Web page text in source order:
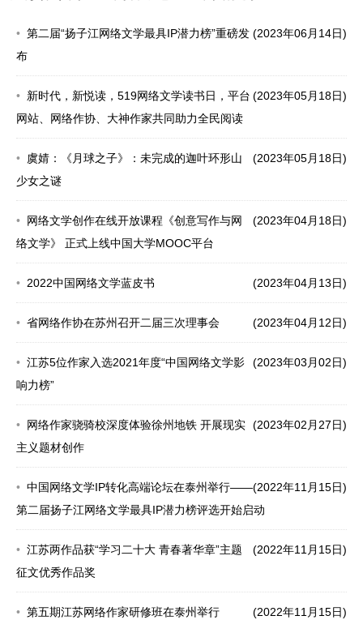
(2023年06月14日)
第二届“扬子江网络文学最具IP潜力榜”重磅发
布
(2023年05月18日)
新时代，新悦读，519网络文学读书日，平台
网站、网络作协、大神作家共同助力全民阅读
(2023年05月18日)
虞婧：《月球之子》：未完成的迦叶环形山
少女之谜
(2023年04月18日)
网络文学创作在线开放课程《创意写作与网
络文学》 正式上线中国大学MOOC平台
(2023年04月13日)
2022中国网络文学蓝皮书
(2023年04月12日)
省网络作协在苏州召开二届三次理事会
(2023年03月02日)
江苏5位作家入选2021年度“中国网络文学影
响力榜”
(2023年02月27日)
网络作家骁骑校深度体验徐州地铁 开展现实
主义题材创作
(2022年11月15日)
中国网络文学IP转化高端论坛在泰州举行——
第二届扬子江网络文学最具IP潜力榜评选开始启动
(2022年11月15日)
江苏两作品获“学习二十大 青春著华章”主题
征文优秀作品奖
(2022年11月15日)
第五期江苏网络作家研修班在泰州举行